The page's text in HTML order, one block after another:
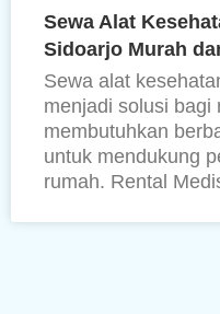
Sewa Alat
Sidoarjo Murah
Sewa alat
menjadi solusi bagi
membutuhkan
untuk mendukung
rumah. Rental